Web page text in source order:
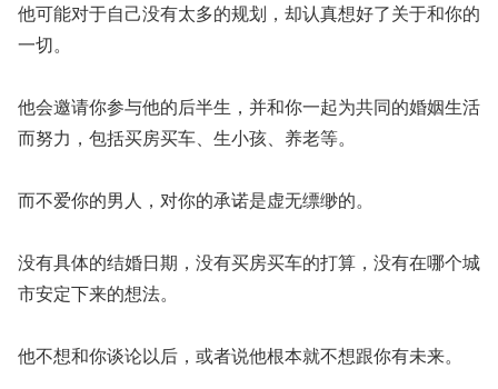
他可能对于自己没有太多的规划，却认真想好了关于和你的
一切。
他会邀请你参与他的后半生，并和你一起为共同的婚姻生活
而努力，包括买房买车、生小孩、养老等。
而不爱你的男人，对你的承诺是虚无缥缈的。
没有具体的结婚日期，没有买房买车的打算，没有在哪个城
市安定下来的想法。
他不想和你谈论以后，或者说他根本就不想跟你有未来。